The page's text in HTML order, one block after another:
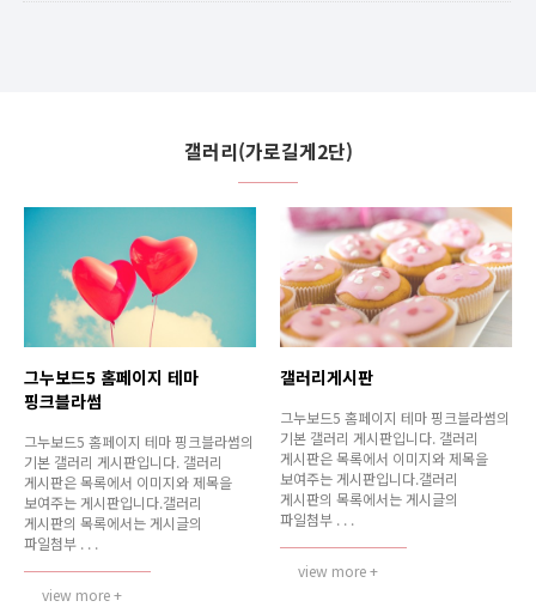
갤러리(가로길게2단)
그누보드5 홈페이지 테마
핑크블라썸
그누보드5 홈페이지 테마 핑크블라썸의
기본 갤러리 게시판입니다. 갤러리
게시판은 목록에서 이미지와 제목을
보여주는 게시판입니다.갤러리
게시판의 목록에서는 게시글의
파일첨부 . . .
view more +
갤러리게시판
그누보드5 홈페이지 테마 핑크블라썸의
기본 갤러리 게시판입니다. 갤러리
게시판은 목록에서 이미지와 제목을
보여주는 게시판입니다.갤러리
게시판의 목록에서는 게시글의
파일첨부 . . .
view more +